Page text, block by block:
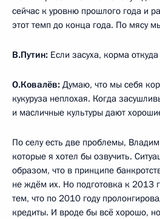
сейчас к уровню прошлого года и
этот темп до конца года. По мясу
В.Путин: Если засуха, корма
О.Ковалёв: Думаю, что мы себя
кукуруза неплохая. Когда
и масличные культуры дают
По селу есть две проблемы,
которые я хотел бы озвучить.
образом, что в принципе
не ждём их. Но подготовка к 2013
тем, что по 2010 году
кредиты. И вроде бы всё хорошо,